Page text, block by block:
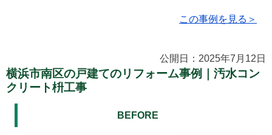
この事例を見る＞
公開日：2025年7月12日
横浜市南区の戸建てのリフォーム事例｜汚水コン
クリート枡工事
BEFORE